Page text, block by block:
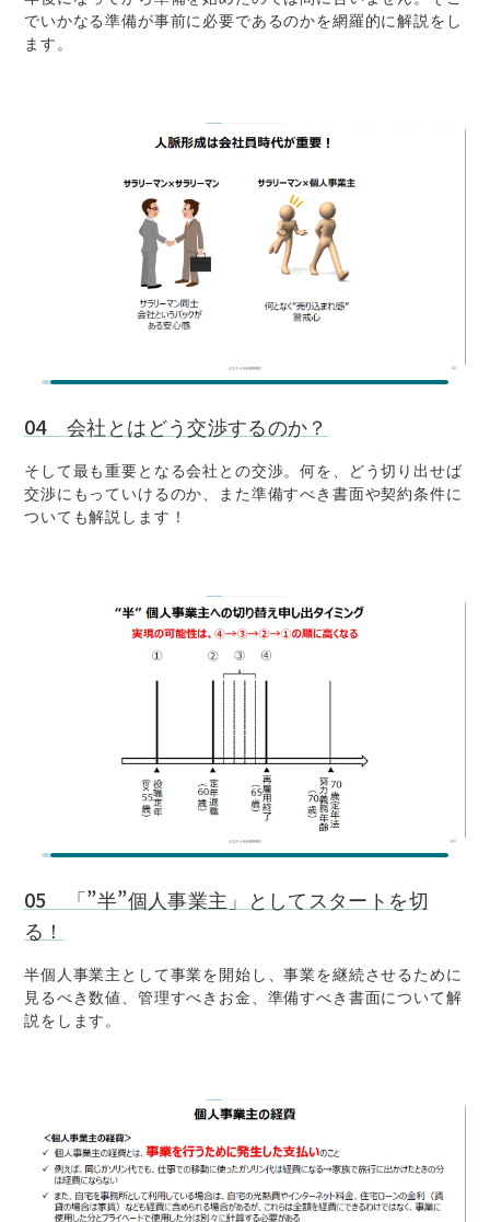
でいかなる準備が事前に必要であるのかを網羅的に解説をし
ます。
04 会社とはどう交渉するのか？
そして最も重要となる会社との交渉。何を、どう切り出せば
交渉にもっていけるのか、また準備すべき書面や契約条件に
ついても解説します！
05 「”半”個人事業主」としてスタートを切
る！
半個人事業主として事業を開始し、事業を継続させるために
見るべき数値、管理すべきお金、準備すべき書面について解
説をします。